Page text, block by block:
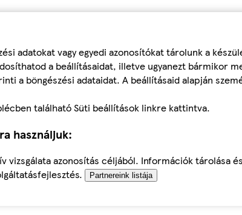
adatokat vagy egyedi azonosítókat tárolunk a
a beállításaidat, illetve ugyanezt bármikor
a böngészési adataidat. A beállításaid alapján
található Süti beállítások linkre kattintva.
használjuk:
vizsgálata azonosítás céljából. Információk
Partnereink listája